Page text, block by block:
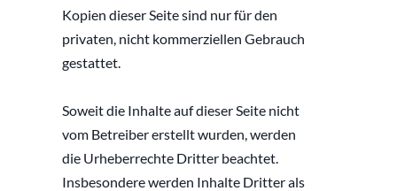
Kopien dieser Seite sind nur für den
privaten, nicht kommerziellen Gebrauch
gestattet.
Soweit die Inhalte auf dieser Seite nicht
vom Betreiber erstellt wurden, werden
die Urheberrechte Dritter beachtet.
Insbesondere werden Inhalte Dritter als